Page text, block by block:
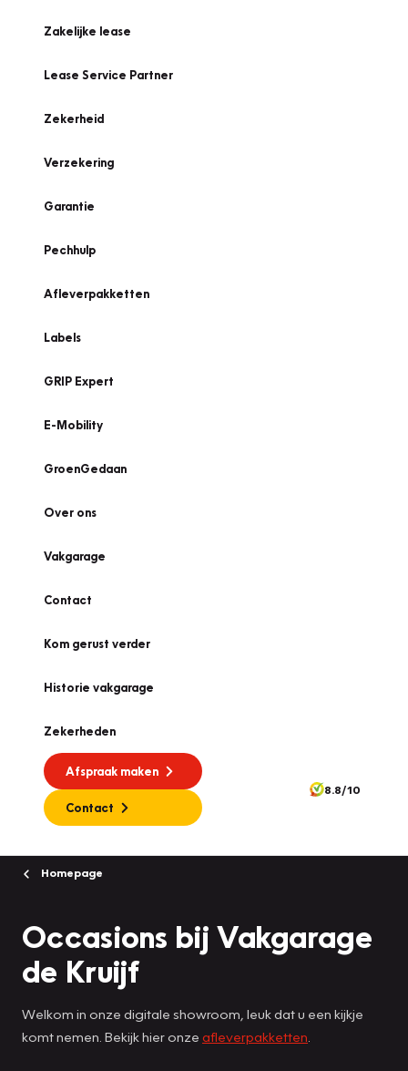
Zakelijke lease
Lease Service Partner
Zekerheid
Verzekering
Garantie
Pechhulp
Afleverpakketten
Labels
GRIP Expert
E-Mobility
GroenGedaan
Over ons
Vakgarage
Contact
Kom gerust verder
Historie vakgarage
Zekerheden
Afspraak maken
Contact
8.8/10
Homepage
Occasions bij Vakgarage
de Kruijf
Welkom in onze digitale showroom, leuk dat u een kijkje
komt nemen. Bekijk hier onze afleverpakketten